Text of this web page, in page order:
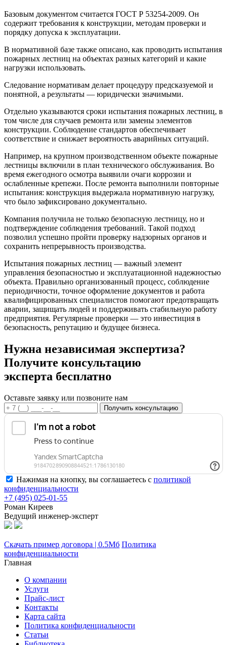
Базовым документом считается ГОСТ Р 53254-2009. Он
содержит требования к конструкции, методам проверки и
порядку допуска к эксплуатации.
В нормативной базе также описано, как проводить испытания
пожарных лестниц на объектах разных категорий и какие
нагрузки использовать.
Следование нормативам делает процедуру предсказуемой и
понятной, а результаты — юридически значимыми.
Отдельно указываются сроки испытания пожарных лестниц, в
том числе для случаев ремонта или замены элементов
конструкции. Соблюдение стандартов обеспечивает
соответствие и снижает вероятность аварийных ситуаций.
Например, на крупном производственном объекте пожарные
лестницы включили в план технического обслуживания. Во
время ежегодного осмотра выявили очаги коррозии и
ослабленные крепежи. После ремонта выполнили повторные
испытания: конструкция выдержала нормативную нагрузку,
что было зафиксировано документально.
Компания получила не только безопасную лестницу, но и
подтверждение соблюдения требований. Такой подход
позволил успешно пройти проверку надзорных органов и
сохранить непрерывность производства.
Испытания пожарных лестниц — важный элемент
управления безопасностью и эксплуатационной надежностью
объекта. Правильно организованный процесс, соблюдение
периодичности, точное оформление документов и работа
квалифицированных специалистов помогают предотвращать
аварии, защищать людей и поддерживать стабильную работу
предприятия. Регулярные проверки — это инвестиция в
безопасность, репутацию и будущее бизнеса.
Нужна независимая экспертиза?
Получите консультацию
эксперта бесплатно
Оставьте заявку или позвоните нам
Получить консультацию
Нажимая на кнопку, вы соглашаетесь с политикой
конфиденциальности
+7 (495) 025-01-55
Роман Киреев
Ведущий инженер-эксперт
Скачать пример договора | 0.5Мб Политика
конфиденциальности
Главная
О компании
Услуги
Прайс-лист
Контакты
Карта сайта
Политика конфиденциальности
Статьи